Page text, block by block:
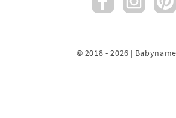
© 2018 - 2026 |